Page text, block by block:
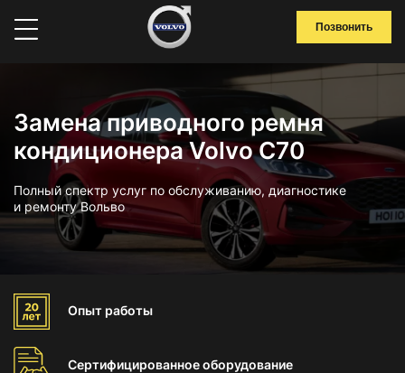
Позвонить
Замена приводного ремня
кондиционера Volvo C70
Полный спектр услуг по обслуживанию, диагностике
и ремонту Вольво
Опыт работы
Сертифицированноеоборудование